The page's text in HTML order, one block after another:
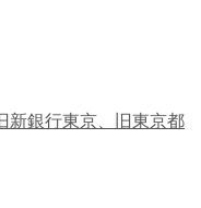
新銀行東京、旧東京都